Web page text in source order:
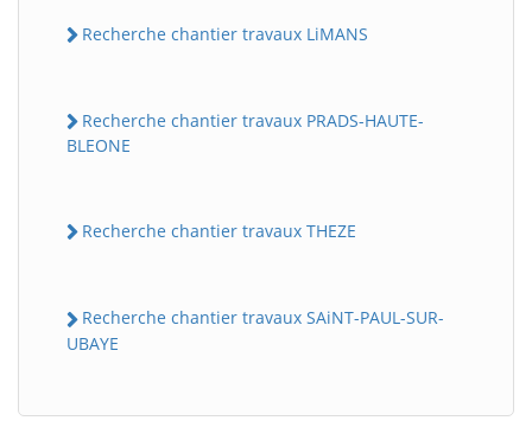
Recherche chantier travaux LiMANS
Recherche chantier travaux PRADS-HAUTE-
BLEONE
Recherche chantier travaux THEZE
Recherche chantier travaux SAiNT-PAUL-SUR-
UBAYE